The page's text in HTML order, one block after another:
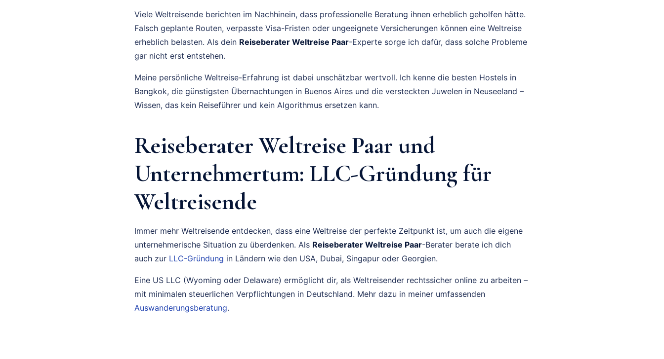
Viele Weltreisende berichten im Nachhinein, dass professionelle Beratung ihnen erheblich geholfen hätte.
Falsch geplante Routen, verpasste Visa-Fristen oder ungeeignete Versicherungen können eine Weltreise
erheblich belasten. Als dein Reiseberater Weltreise Paar-Experte sorge ich dafür, dass solche Probleme
gar nicht erst entstehen.
Meine persönliche Weltreise-Erfahrung ist dabei unschätzbar wertvoll. Ich kenne die besten Hostels in
Bangkok, die günstigsten Übernachtungen in Buenos Aires und die versteckten Juwelen in Neuseeland –
Wissen, das kein Reiseführer und kein Algorithmus ersetzen kann.
Reiseberater Weltreise Paar und
Unternehmertum: LLC-Gründung für
Weltreisende
Immer mehr Weltreisende entdecken, dass eine Weltreise der perfekte Zeitpunkt ist, um auch die eigene
unternehmerische Situation zu überdenken. Als Reiseberater Weltreise Paar-Berater berate ich dich
auch zur LLC-Gründung in Ländern wie den USA, Dubai, Singapur oder Georgien.
Eine US LLC (Wyoming oder Delaware) ermöglicht dir, als Weltreisender rechtssicher online zu arbeiten –
mit minimalen steuerlichen Verpflichtungen in Deutschland. Mehr dazu in meiner umfassenden
Auswanderungsberatung.